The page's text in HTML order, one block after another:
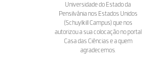
Universidade do Estado da
Pensilvânia nos Estados Unidos
(Schuylkill Campus) que nos
autorizou a sua colocação no portal
Casa das Ciências e a quem
agradecemos.